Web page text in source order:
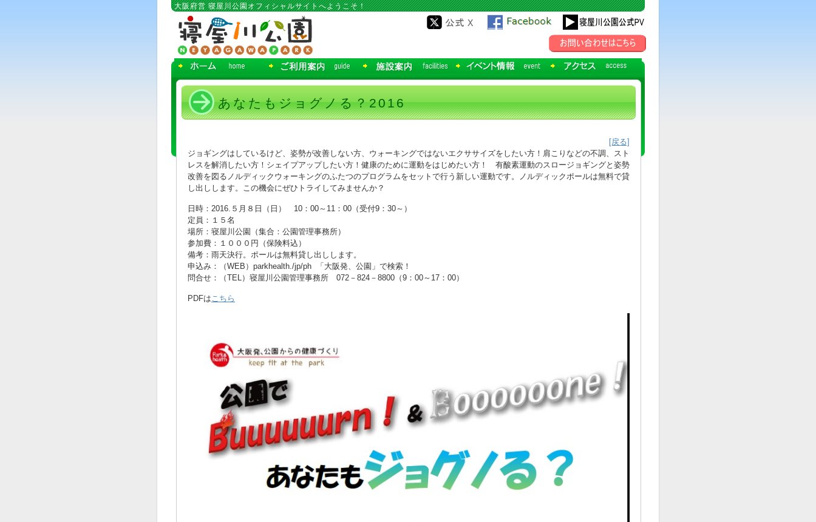
大阪府営 寝屋川公園オフィシャルサイトへようこそ！
コ
ツ
へ
動
あなたもジョグノる？2016
[戻る]
ジョギングはしているけど、姿勢が改善しない方、ウォーキングではないエクササイズをしたい方！肩こりなどの不調、スト
レスを解消したい方！シェイプアップしたい方！健康のために運動をはじめたい方！ 有酸素運動のスロージョギングと姿勢
改善を図るノルディックウォーキングのふたつのプログラムをセットで行う新しい運動です。ノルディックポールは無料で貸
し出しします。この機会にぜひトライしてみませんか？
日時：2016.５月８日（日） 10：00～11：00（受付9：30～）
定員：１５名
場所：寝屋川公園（集合：公園管理事務所）
参加費：１０００円（保険料込）
備考：雨天決行。ポールは無料貸し出しします。
申込み：（WEB）parkhealth./jp/ph 「大阪発、公園」で検索！
問合せ：（TEL）寝屋川公園管理事務所 072－824－8800（9：00～17：00）
PDFはこちら